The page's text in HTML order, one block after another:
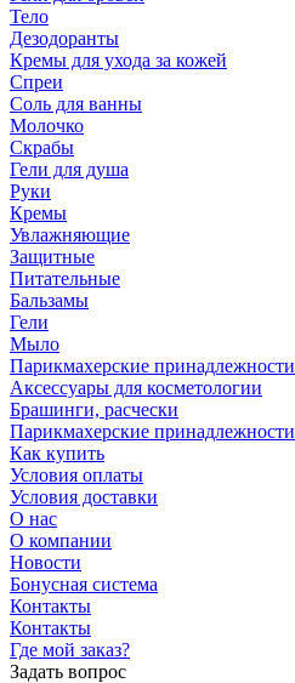
Тело
Дезодоранты
Кремы для ухода за кожей
Спреи
Соль для ванны
Молочко
Скрабы
Гели для душа
Руки
Кремы
Увлажняющие
Защитные
Питательные
Бальзамы
Гели
Мыло
Парикмахерские принадлежности
Аксессуары для косметологии
Брашинги, расчески
Парикмахерские принадлежности
Как купить
Условия оплаты
Условия доставки
О нас
О компании
Новости
Бонусная система
Контакты
Контакты
Где мой заказ?
Задать вопрос